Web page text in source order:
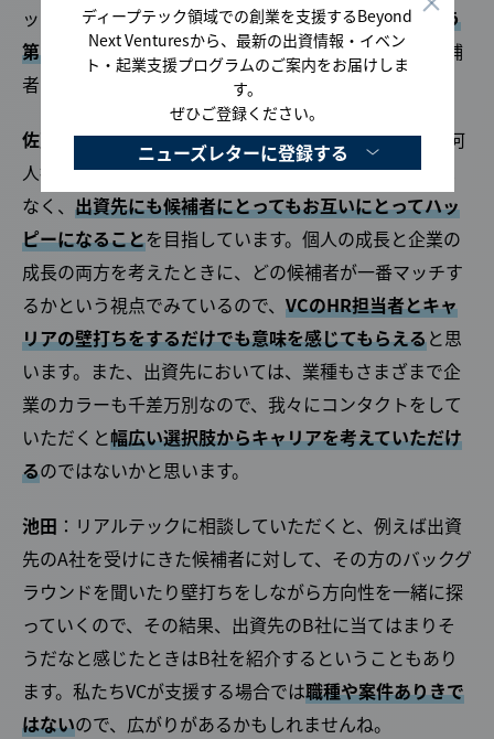
ップのメンバーと面会するという流れです。株主という
第三者視点から、出資先の情報が聞けるというのは候補
者にとっては良いのではないかと思います。
佐藤
：VCは出資先の事業成長を一番に求めており、「何
人採用しなければならない」といったKPIがあるのでは
なく、 出資先にも候補者にとってもお互いにとってハッ
ピーになることを目指しています。個人の成長と企業の
成長の両方を考えたときに、どの候補者が一番マッチす
るかという視点でみているので、 VCのHR担当者とキャ
リアの壁打ちをするだけでも意味を感じてもらえると思
います。また、出資先においては、業種もさまざまで企
業のカラーも千差万別なので、我々にコンタクトをして
いただくと幅広い選択肢からキャリアを考えていただけ
るのではないかと思います。
池田 ：リアルテックに相談していただくと、例えば出資
先のA社を受けにきた候補者に対して、その方のバックグ
ラウンドを聞いたり壁打ちをしながら方向性を一緒に探
っていくので、その結果、出資先のB社に当てはまりそ
うだなと感じたときはB社を紹介するということもあり
ます。私たちVCが支援する場合では職種や案件ありきで
はないので、広がりがあるかもしれませんね。
ディープテック領域での創業を支援するBeyond
Next Venturesから、最新の出資情報・イベン
ト・起業支援プログラムのご案内をお届けしま
す。
ぜひご登録ください。
ニューズレターに登録する